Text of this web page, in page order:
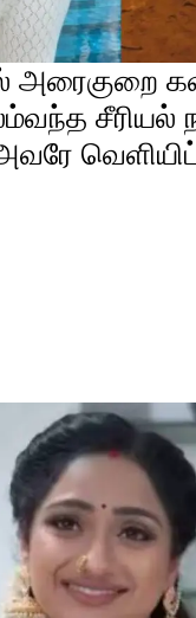
அரைகுறை
சீரியல்